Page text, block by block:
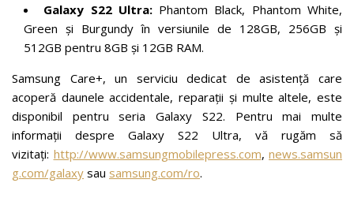
Galaxy S22 Ultra: Phantom Black, Phantom White,
Green și Burgundy în versiunile de 128GB, 256GB și
512GB pentru 8GB și 12GB RAM.
Samsung Care+, un serviciu dedicat de asistență care
acoperă daunele accidentale, reparații și multe altele, este
disponibil pentru seria Galaxy S22. Pentru mai multe
informații despre Galaxy S22 Ultra, vă rugăm să
vizitați: http://www.samsungmobilepress.com, news.samsun
g.com/galaxy sau samsung.com/ro.